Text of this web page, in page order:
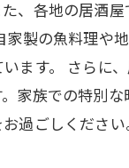
、各地の居酒
製の魚料理
ます。 さらに
家族での特別
過ごしください